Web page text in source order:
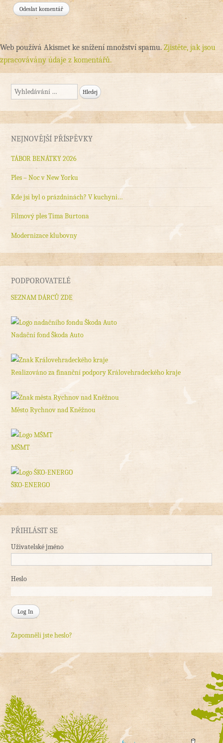
Web používá Akismet ke snížení množství spamu. Zjistěte, jak jsou
zpracovávány údaje z komentářů.
Vyhledávání
NEJNOVĚJŠÍ PŘÍSPĚVKY
TÁBOR BENÁTKY 2026
Ples – Noc v New Yorku
Kde jsi byl o prázdninách? V kuchyni…
Filmový ples Tima Burtona
Modernizace klubovny
PODPOROVATELÉ
SEZNAM DÁRCŮ ZDE
Nadační fond Škoda Auto
Realizováno za finanční podpory Královehradeckého kraje
Město Rychnov nad Kněžnou
MŠMT
ŠKO-ENERGO
PŘIHLÁSIT SE
Uživatelské jméno
Heslo
Zapomněli jste heslo?